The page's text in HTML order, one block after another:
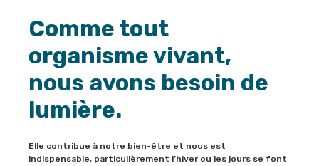
Comme tout
organisme vivant,
nous avons besoin de
lumière.
Elle contribue à notre bien-être et nous est
indispensable, particulièrement l’hiver ou les jours se font